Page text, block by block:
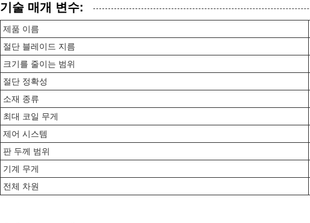
기술 매개 변수:
제품 이름
절단 블레이드 지름
크기를 줄이는 범위
절단 정확성
소재 종류
최대 코일 무게
제어 시스템
판 두께 범위
기계 무게
전체 차원